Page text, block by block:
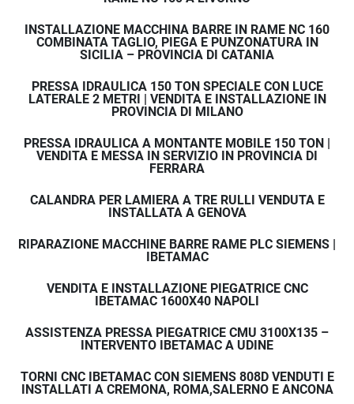
INSTALLAZIONE MACCHINA BARRE IN RAME NC 160
COMBINATA TAGLIO, PIEGA E PUNZONATURA IN
SICILIA – PROVINCIA DI CATANIA
PRESSA IDRAULICA 150 TON SPECIALE CON LUCE
LATERALE 2 METRI | VENDITA E INSTALLAZIONE IN
PROVINCIA DI MILANO
PRESSA IDRAULICA A MONTANTE MOBILE 150 TON |
VENDITA E MESSA IN SERVIZIO IN PROVINCIA DI
FERRARA
CALANDRA PER LAMIERA A TRE RULLI VENDUTA E
INSTALLATA A GENOVA
RIPARAZIONE MACCHINE BARRE RAME PLC SIEMENS |
IBETAMAC
VENDITA E INSTALLAZIONE PIEGATRICE CNC
IBETAMAC 1600X40 NAPOLI
ASSISTENZA PRESSA PIEGATRICE CMU 3100X135 –
INTERVENTO IBETAMAC A UDINE
TORNI CNC IBETAMAC CON SIEMENS 808D VENDUTI E
INSTALLATI A CREMONA, ROMA,SALERNO E ANCONA